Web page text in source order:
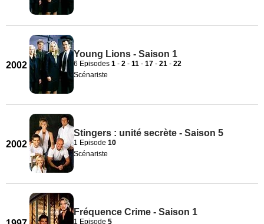
2002
Young Lions - Saison 1
6 Episodes 1 - 2 - 11 - 17 - 21 - 22
Scénariste
2002
Stingers : unité secrète - Saison 5
1 Episode 10
Scénariste
Fréquence Crime - Saison 1
1 Episode 5